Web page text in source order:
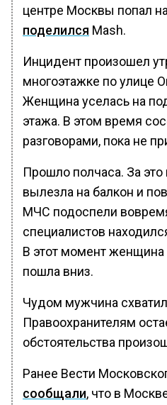
центре Москвы попал
поделился Mash.
Инцидент произошел
многоэтажке по улице
Женщина уселась на
этажа. В этом время
разговорами, пока не
Прошло полчаса. За
вылезла на балкон и
МЧС подоспели
специалистов
В этот момент женщина
пошла вниз.
Чудом мужчина
Правоохранителям
обстоятельства
Ранее Вести
сообщали, что в